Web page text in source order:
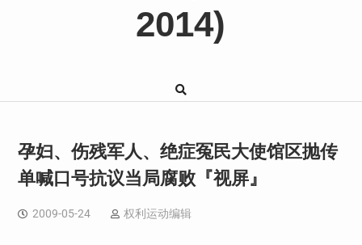
2014)
孕妇、伤残军人、绝症冤民大使馆区抛传
单喊口号抗议当局腐败『视屏』
2009-05-24 权利运动编辑